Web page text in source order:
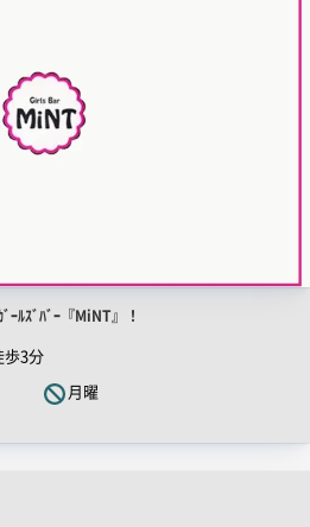
ｰﾙｽﾞﾊﾞｰ『MiNT』！
歩3分
月曜